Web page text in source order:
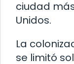
ciudad
Unidos.
La
se limitó